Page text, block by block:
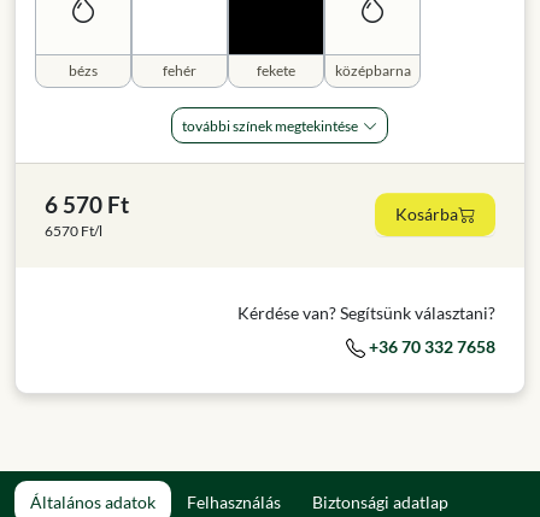
bézs fehér fekete középbarna
további színek megtekintése
6 570 Ft
6570 Ft/l
Kosárba
Kérdése van? Segítsünk választani?
+36 70 332 7658
Általános adatok Felhasználás Biztonsági adatlap